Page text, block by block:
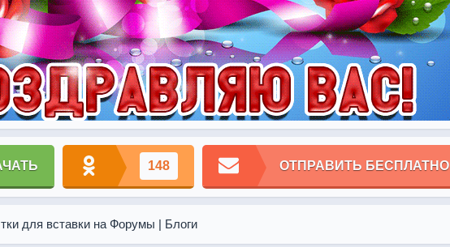
148 ОТПРАВИТЬ БЕСПЛАТНО
для вставки на Форумы | Блоги